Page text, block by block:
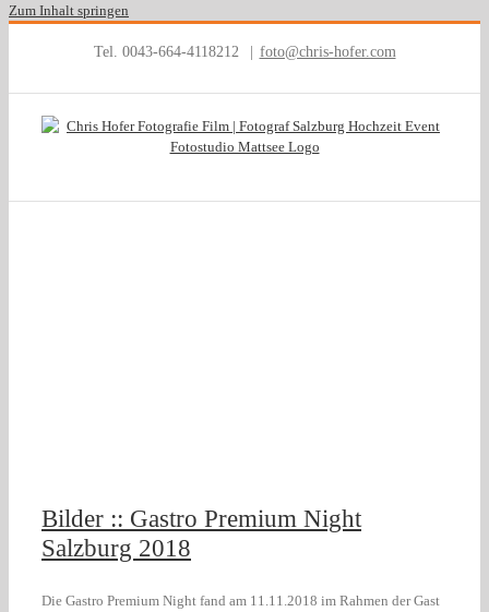
Zum Inhalt springen
Tel. 0043-664-4118212 foto@chris-hofer.com
Bilder :: Gastro Premium Night
Salzburg 2018
Die Gastro Premium Night fand am 11.11.2018 im Rahmen der Gast